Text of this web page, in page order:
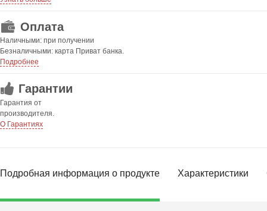
Оплата
Наличными: при получении
Безналичными: карта Приват банка.
Подробнее
Гарантии
Гарантия от
производителя.
О Гарантиях
Подробная информация о продукте Характеристики